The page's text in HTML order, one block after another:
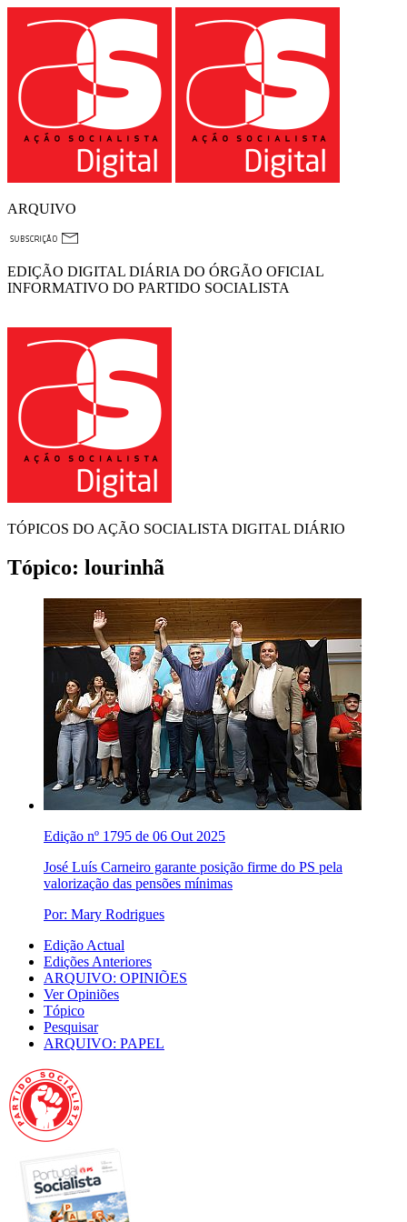
ARQUIVO
EDIÇÃO DIGITAL DIÁRIA DO ÓRGÃO OFICIAL
INFORMATIVO DO PARTIDO SOCIALISTA
TÓPICOS DO AÇÃO SOCIALISTA DIGITAL DIÁRIO
Tópico: lourinhã
Edição nº 1795 de 06 Out 2025
José Luís Carneiro garante posição firme do PS pela
valorização das pensões mínimas
Por: Mary Rodrigues
Edição Actual
Edições Anteriores
ARQUIVO: OPINIÕES
Ver Opiniões
Tópico
Pesquisar
ARQUIVO: PAPEL